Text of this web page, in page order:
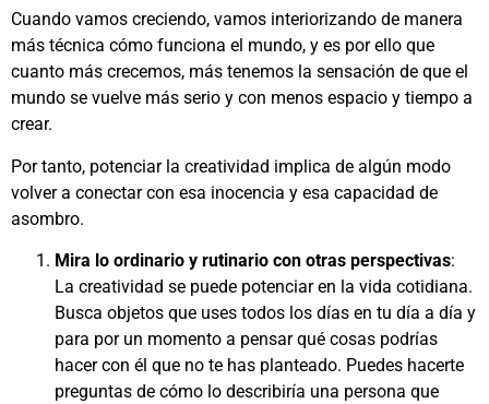
Cuando vamos creciendo, vamos interiorizando de manera
más técnica cómo funciona el mundo, y es por ello que
cuanto más crecemos, más tenemos la sensación de que el
mundo se vuelve más serio y con menos espacio y tiempo a
crear.
Por tanto, potenciar la creatividad implica de algún modo
volver a conectar con esa inocencia y esa capacidad de
asombro.
Mira lo ordinario y rutinario con otras perspectivas:
La creatividad se puede potenciar en la vida cotidiana.
Busca objetos que uses todos los días en tu día a día y
para por un momento a pensar qué cosas podrías
hacer con él que no te has planteado. Puedes hacerte
preguntas de cómo lo describiría una persona que